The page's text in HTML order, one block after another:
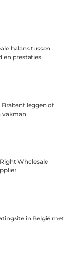
balans tussen
en prestaties
Brabant leggen of
vakman
Wholesale
in België met